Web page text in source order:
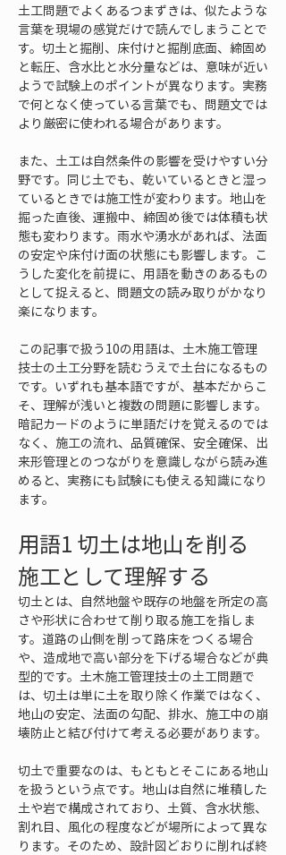
土工問題でよくあるつまずきは、似たような
言葉を現場の感覚だけで読んでしまうことで
す。切土と掘削、床付けと掘削底面、締固め
と転圧、含水比と水分量などは、意味が近い
ようで試験上のポイントが異なります。実務
で何となく使っている言葉でも、問題文では
より厳密に使われる場合があります。
また、土工は自然条件の影響を受けやすい分
野です。同じ土でも、乾いているときと湿っ
ているときでは施工性が変わります。地山を
掘った直後、運搬中、締固め後では体積も状
態も変わります。雨水や湧水があれば、法面
の安定や床付け面の状態にも影響します。こ
うした変化を前提に、用語を動きのあるもの
として捉えると、問題文の読み取りがかなり
楽になります。
この記事で扱う10の用語は、土木施工管理
技士の土工分野を読むうえで土台になるもの
です。いずれも基本語ですが、基本だからこ
そ、理解が浅いと複数の問題に影響します。
暗記カードのように単語だけを覚えるのでは
なく、施工の流れ、品質確保、安全確保、出
来形管理とのつながりを意識しながら読み進
めると、実務にも試験にも使える知識になり
ます。
用語1 切土は地山を削る
施工として理解する
切土とは、自然地盤や既存の地盤を所定の高
さや形状に合わせて削り取る施工を指しま
す。道路の山側を削って路床をつくる場合
や、造成地で高い部分を下げる場合などが典
型的です。土木施工管理技士の土工問題で
は、切土は単に土を取り除く作業ではなく、
地山の安定、法面の勾配、排水、施工中の崩
壊防止と結び付けて考える必要があります。
切土で重要なのは、もともとそこにある地山
を扱うという点です。地山は自然に堆積した
土や岩で構成されており、土質、含水状態、
割れ目、風化の程度などが場所によって異な
ります。そのため、設計図どおりに削れば終